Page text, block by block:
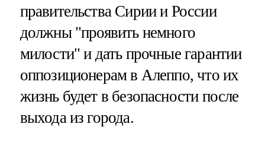
правительства Сирии и России
должны "проявить немного
милости" и дать прочные гарантии
оппозиционерам в Алеппо, что их
жизнь будет в безопасности после
выхода из города.